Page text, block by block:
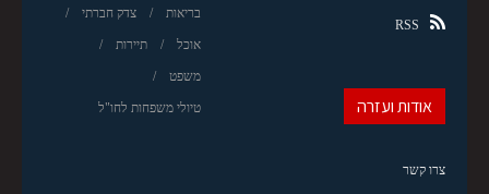
בריאות צדק חברתי
אוכל תיירות
משפט
טיולי משפחות לחו"ל
RSS
אודות ועזרה
צרו קשר